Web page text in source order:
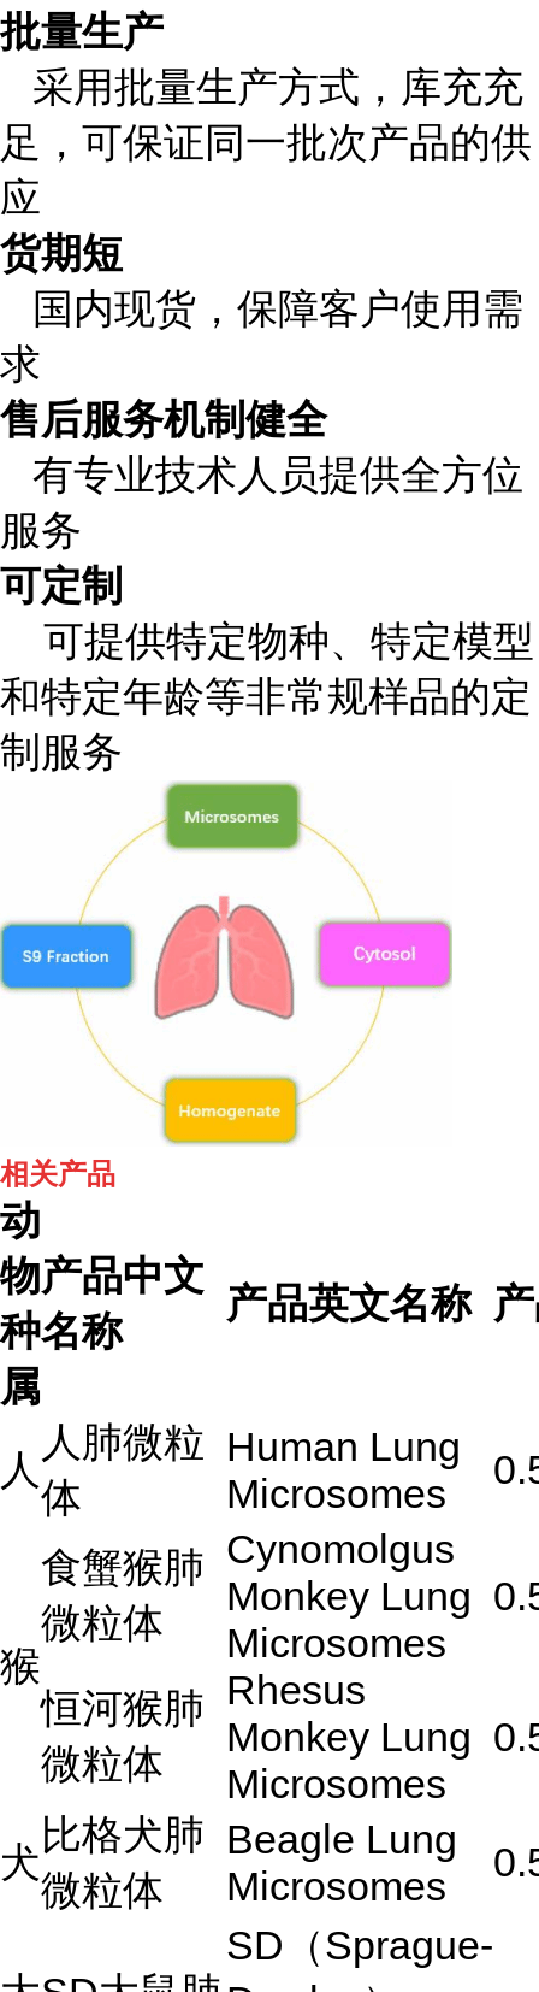
批量生产
采用批量生产方式，库充充
足，可保证同一批次产品的供
应
货期短
国内现货，保障客户使用需
求
售后服务机制健全
有专业技术人员提供全方位
服务
可定制
可提供特定物种、特定模型
和特定年龄等非常规样品的定
制服务
相关产品
动
物
种
属
产品中文
名称
产品英文名称
人
人肺微粒
体
Human Lung
Microsomes
猴
食蟹猴肺
微粒体
Cynomolgus
Monkey Lung
Microsomes
恒河猴肺
微粒体
Rhesus
Monkey Lung
Microsomes
犬
比格犬肺
微粒体
Beagle Lung
Microsomes
SD （Sprague-